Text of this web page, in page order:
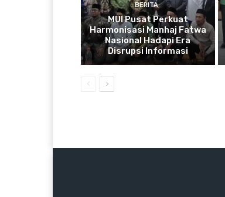
BERITA
MUI Pusat Perkuat
Harmonisasi Manhaj Fatwa
Nasional Hadapi Era
Disrupsi Informasi